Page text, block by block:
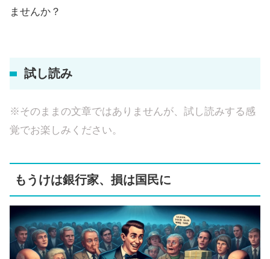
ませんか？
試し読み
※そのままの文章ではありませんが、試し読みする感
覚でお楽しみください。
もうけは銀行家、損は国民に